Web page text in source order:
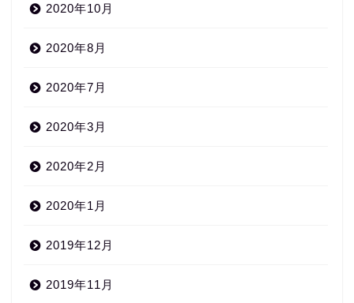
2020年10月
2020年8月
2020年7月
2020年3月
2020年2月
2020年1月
2019年12月
2019年11月